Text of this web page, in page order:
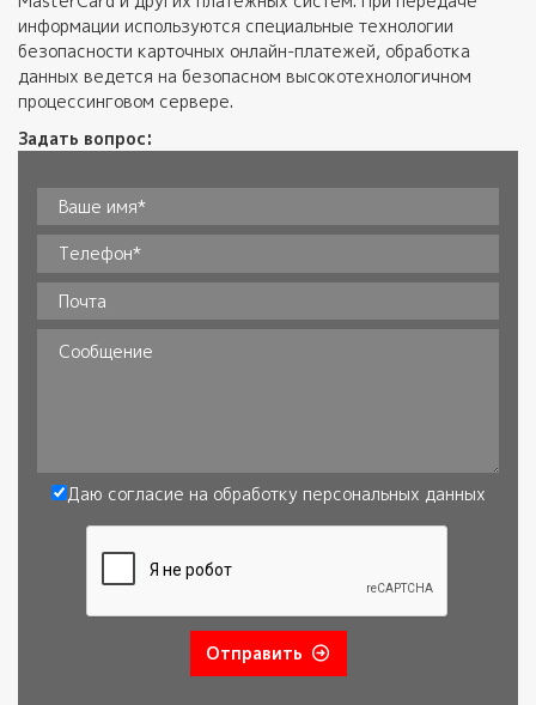
информации используются специальные технологии
безопасности карточных онлайн-платежей, обработка
данных ведется на безопасном высокотехнологичном
процессинговом сервере.
Задать вопрос:
Ваше имя**
Телефон*
Почта
Сообщение
Даю согласие на обработку персональных данных
Отправить